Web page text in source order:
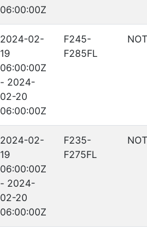
06:00:00Z
2024-02-
19
06:00:00Z
- 2024-
02-20
06:00:00Z
F245-
F285FL
2024-02-
19
06:00:00Z
- 2024-
02-20
06:00:00Z
F235-
F275FL